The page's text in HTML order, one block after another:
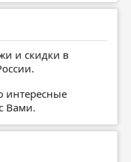
и скидки в
интересные
Вами.